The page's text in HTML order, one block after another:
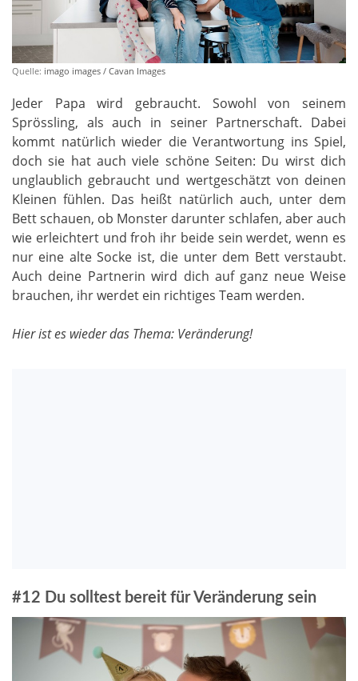
Quelle: imago images / Cavan Images
Jeder Papa wird gebraucht. Sowohl von seinem
Sprössling, als auch in seiner Partnerschaft. Dabei
kommt natürlich wieder die Verantwortung ins Spiel,
doch sie hat auch viele schöne Seiten: Du wirst dich
unglaublich gebraucht und wertgeschätzt von deinen
Kleinen fühlen. Das heißt natürlich auch, unter dem
Bett schauen, ob Monster darunter schlafen, aber auch
wie erleichtert und froh ihr beide sein werdet, wenn es
nur eine alte Socke ist, die unter dem Bett verstaubt.
Auch deine Partnerin wird dich auf ganz neue Weise
brauchen, ihr werdet ein richtiges Team werden.
Hier ist es wieder das Thema: Veränderung!
#12 Du solltest bereit für Veränderung sein